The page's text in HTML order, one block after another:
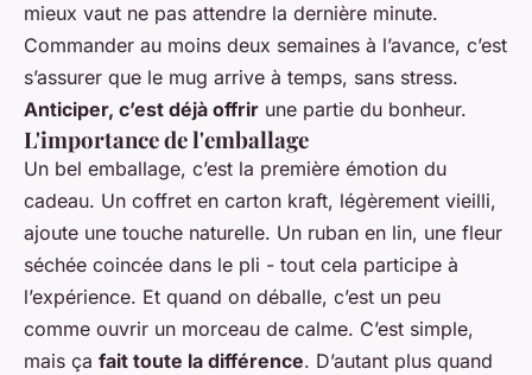
mieux vaut ne pas attendre la dernière minute.
Commander au moins deux semaines à l’avance, c’est
s’assurer que le mug arrive à temps, sans stress.
Anticiper, c’est déjà offrir une partie du bonheur.
L'importance de l'emballage
Un bel emballage, c’est la première émotion du
cadeau. Un coffret en carton kraft, légèrement vieilli,
ajoute une touche naturelle. Un ruban en lin, une fleur
séchée coincée dans le pli - tout cela participe à
l’expérience. Et quand on déballe, c’est un peu
comme ouvrir un morceau de calme. C’est simple,
mais ça fait toute la différence. D’autant plus quand